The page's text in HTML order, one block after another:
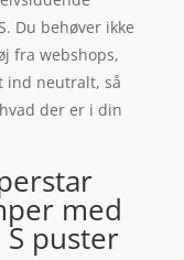
Du behøver ikke
fra webshops,
ind neutralt, så
der er i din
med
puster